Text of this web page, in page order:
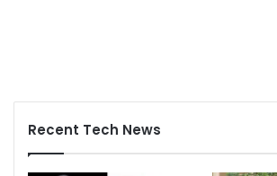
Recent Tech News